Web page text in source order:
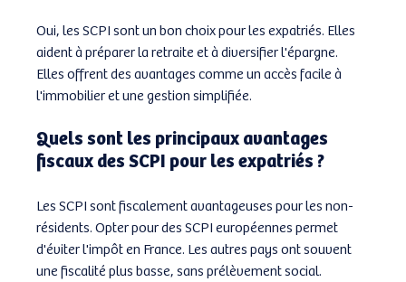
Oui, les SCPI sont un bon choix pour les expatriés. Elles
aident à préparer la retraite et à diversifier l'épargne.
Elles offrent des avantages comme un accès facile à
l'immobilier et une gestion simplifiée.
Quels sont les principaux avantages
fiscaux des SCPI pour les expatriés ?
Les SCPI sont fiscalement avantageuses pour les non-
résidents. Opter pour des SCPI européennes permet
d'éviter l'impôt en France. Les autres pays ont souvent
une fiscalité plus basse, sans prélèvement social.